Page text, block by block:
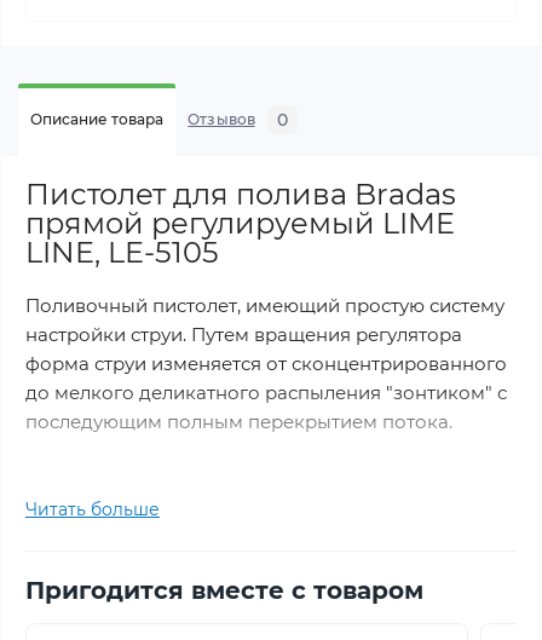
Описание товара Отзывов 0
Пистолет для полива Bradas
прямой регулируемый LIME
LINE, LE-5105
Поливочный пистолет, имеющий простую систему
настройки струи. Путем вращения регулятора
форма струи изменяется от сконцентрированного
до мелкого деликатного распыления "зонтиком" с
последующим полным перекрытием потока.
курка, имеющего фиксатор положения для
подключения к поливочному шлангу.
Читать больше
Пригодится вместе с товаром